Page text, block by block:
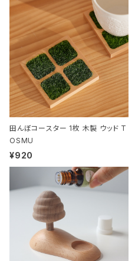
田んぼコースター 1枚 木製 ウッド T
OSMU
¥920